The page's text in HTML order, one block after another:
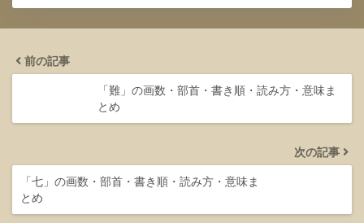
前の記事
「難」の画数・部首・書き順・読み方・意味ま
とめ
次の記事
「七」の画数・部首・書き順・読み方・意味ま
とめ